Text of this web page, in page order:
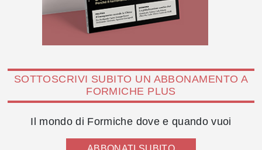
SOTTOSCRIVI SUBITO UN ABBONAMENTO A
FORMICHE PLUS
Il mondo di Formiche dove e quando vuoi